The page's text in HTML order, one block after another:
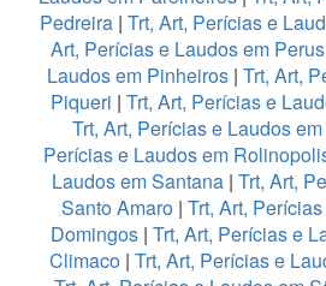
Pedreira | Trt, Art, Perícias e
Art, Perícias e Laudos em Perus
Laudos em Pinheiros| Trt, Art,
Piqueri | Trt, Art, Perícias e
Trt, Art, Perícias e Laudos
Perícias e Laudos em
Laudos em Santana| Trt, Art,
Santo Amaro | Trt, Art,
Domingos| Trt, Art, Perícias e
Climaco| Trt, Art, Perícias e